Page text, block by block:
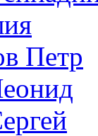
Петр